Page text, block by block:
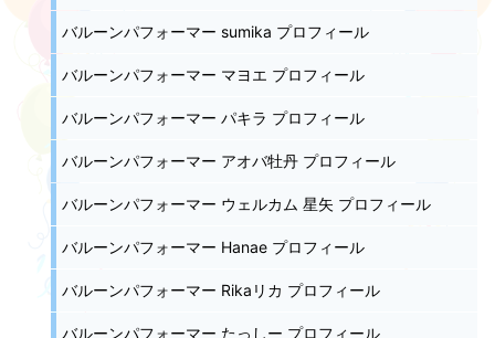
バルーンパフォーマー sumika プロフィール
バルーンパフォーマー マヨエ プロフィール
バルーンパフォーマー パキラ プロフィール
バルーンパフォーマー アオバ牡丹 プロフィール
バルーンパフォーマー ウェルカム 星矢 プロフィール
バルーンパフォーマー Hanae プロフィール
バルーンパフォーマー Rikaリカ プロフィール
バルーンパフォーマー たっしー プロフィール